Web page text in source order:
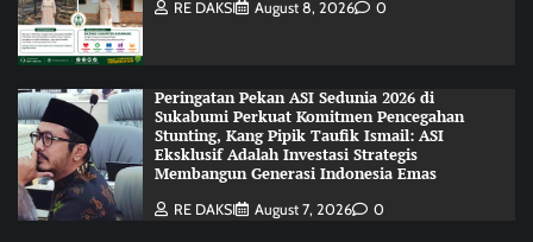
RE DAKSI August 8, 2026 0
Peringatan Pekan ASI Sedunia 2026 di
Sukabumi Perkuat Komitmen Pencegahan
Stunting, Kang Pipik Taufik Ismail: ASI
Eksklusif Adalah Investasi Strategis
Membangun Generasi Indonesia Emas
RE DAKSI August 7, 2026 0